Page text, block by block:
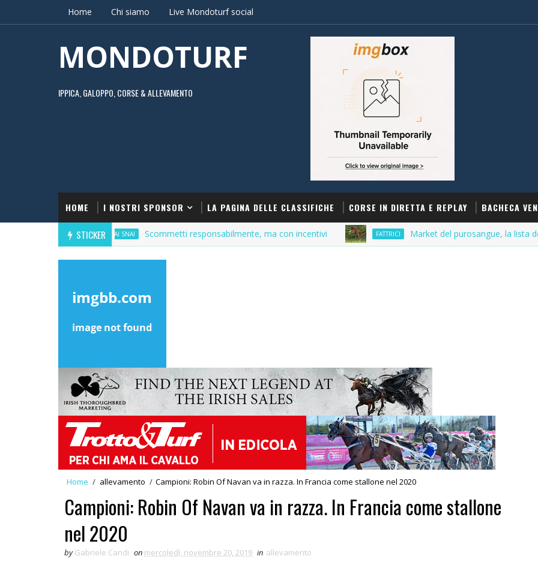
Home Chi siamo Live Mondoturf social
MONDOTURF
IPPICA, GALOPPO, CORSE & ALLEVAMENTO
HOME I NOSTRI SPONSOR LA PAGINA DELLE CLASSIFICHE CORSE IN DIRETTA E REPLAY BACHECA
STICKER
APRI UN CONTO SNAI SNAI Scommetti responsabilmente, ma con incentivi FATTRICI Market del purosangue, la lista delle
Home / allevamento / Campioni: Robin Of Navan va in razza. In Francia come stallone nel 2020
Campioni: Robin Of Navan va in razza. In Francia come stallone
nel 2020
by Gabriele Candi on mercoledì, novembre 20, 2019 in allevamento